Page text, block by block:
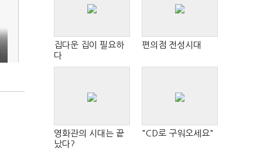
집다운 집이 필요하
다
편의점 전성시대
영화관의 시대는 끝
났다?
"CD로 구워오세요"